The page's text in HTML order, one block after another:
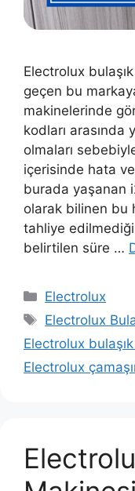
Electrolux
geçen bu
makinelerinde
kodları arasında
olmaları
içerisinde hata
burada yaşanan
olarak bilinen bu
tahliye
belirtilen süre …
Kategoriler
Electrolux
Etiketler
Electrolux
Electrolux
Electrolux